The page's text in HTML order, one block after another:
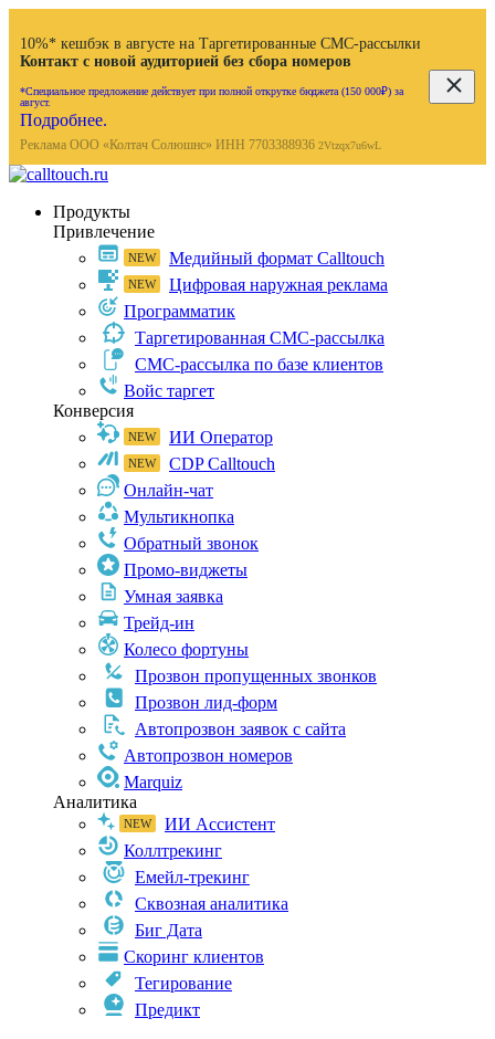
10%* кешбэк в августе на Таргетированные СМС-рассылки
Контакт с новой аудиторией без сбора номеров
*Специальное предложение действует при полной открутке бюджета (150 000₽) за
август.
Подробнее.
Реклама ООО «Колтач Солюшнс» ИНН 7703388936 2Vtzqx7u6wL
Продукты
Привлечение
Медийный формат Calltouch
Цифровая наружная реклама
Программатик
Таргетированная СМС-рассылка
СМС-рассылка по базе клиентов
Войс таргет
Конверсия
ИИ Оператор
CDP Calltouch
Онлайн-чат
Мультикнопка
Обратный звонок
Промо-виджеты
Умная заявка
Трейд-ин
Колесо фортуны
Прозвон пропущенных звонков
Прозвон лид-форм
Автопрозвон заявок с сайта
Автопрозвон номеров
Marquiz
Аналитика
ИИ Ассистент
Коллтрекинг
Емейл-трекинг
Сквозная аналитика
Биг Дата
Скоринг клиентов
Тегирование
Предикт